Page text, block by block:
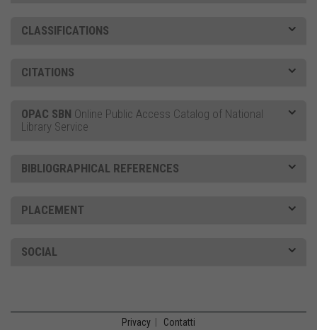
CLASSIFICATIONS
CITATIONS
OPAC SBN Online Public Access Catalog of National
Library Service
BIBLIOGRAPHICAL REFERENCES
PLACEMENT
SOCIAL
Privacy Contatti